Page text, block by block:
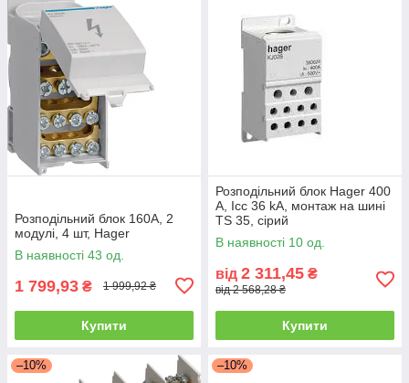
Розподільний блок 160А, 2
модулі, 4 шт, Hager
В наявності 43 од.
1 799,93 ₴ 1 999,92 ₴
Купити
Розподільний блок Hager 400
А, Icc 36 kA, монтаж на шині
TS 35, сірий
В наявності 10 од.
від 2 311,45 ₴
від 2 568,28 ₴
Купити
–10% –10%